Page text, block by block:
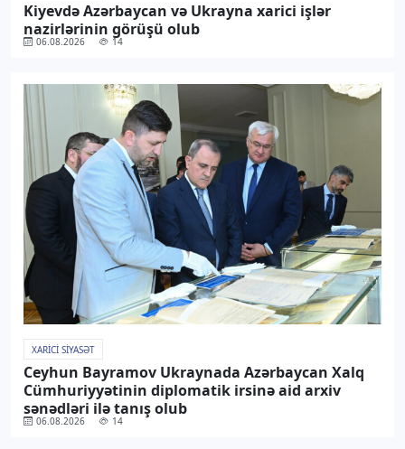
Kiyevdə Azərbaycan və Ukrayna xarici işlər
nazirlərinin görüşü olub
06.08.2026 14
XARICI SIYASƏT
Ceyhun Bayramov Ukraynada Azərbaycan Xalq
Cümhuriyyətinin diplomatik irsinə aid arxiv
sənədləri ilə tanış olub
06.08.2026 14